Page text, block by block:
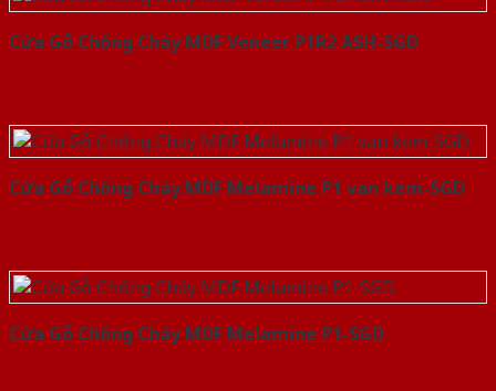
Cửa Gỗ Chống Cháy MDF Veneer P1R2 ASH-SGD
Cửa Gỗ Chống Cháy MDF Melamine P1 van kem-SGD
Cửa Gỗ Chống Cháy MDF Melamine P1-SGD